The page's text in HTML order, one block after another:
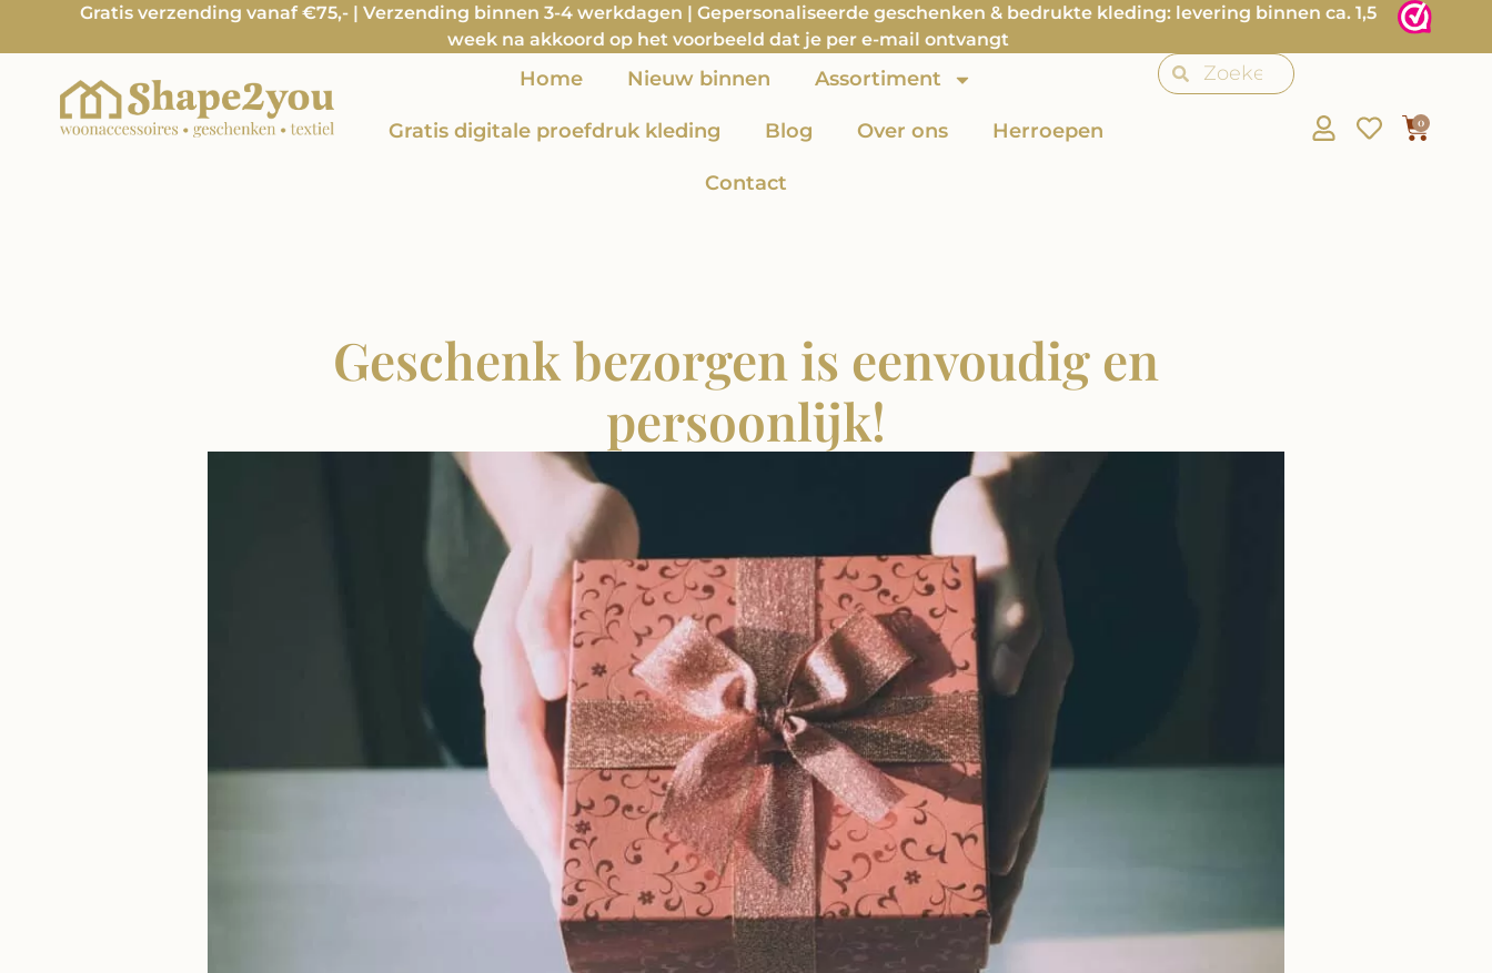
Gratis verzending vanaf €75,- | Verzending binnen 3-4 werkdagen | Gepersonaliseerde geschenken & bedrukte kleding: levering binnen ca. 1,5
week na akkoord op het voorbeeld dat je per e-mail ontvangt
Home Nieuw binnen Assortiment
Gratis digitale proefdruk kleding Blog Over ons Herroepen
Contact
0
Geschenk bezorgen is eenvoudig en
persoonlijk!